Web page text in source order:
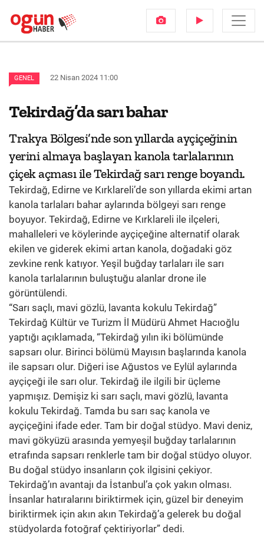
GENEL 22 Nisan 2024 11:00
Tekirdağ’da sarı bahar
Trakya Bölgesi’nde son yıllarda ayçiçeğinin
yerini almaya başlayan kanola tarlalarının
çiçek açması ile Tekirdağ sarı renge boyandı.
Tekirdağ, Edirne ve Kırklareli’de son yıllarda ekimi artan
kanola tarlaları bahar aylarında bölgeyi sarı renge
boyuyor. Tekirdağ, Edirne ve Kırklareli ile ilçeleri,
mahalleleri ve köylerinde ayçiçeğine alternatif olarak
ekilen ve giderek ekimi artan kanola, doğadaki göz
zevkine renk katıyor. Yeşil buğday tarlaları ile sarı
kanola tarlalarının buluştuğu alanlar drone ile
görüntülendi.
“Sarı saçlı, mavi gözlü, lavanta kokulu Tekirdağ”
Tekirdağ Kültür ve Turizm İl Müdürü Ahmet Hacıoğlu
yaptığı açıklamada, “Tekirdağ yılın iki bölümünde
sapsarı olur. Birinci bölümü Mayısın başlarında kanola
ile sapsarı olur. Diğeri ise Ağustos ve Eylül aylarında
ayçiçeği ile sarı olur. Tekirdağ ile ilgili bir üçleme
yapmışız. Demişiz ki sarı saçlı, mavi gözlü, lavanta
kokulu Tekirdağ. Tamda bu sarı saç kanola ve
ayçiçeğini ifade eder. Tam bir doğal stüdyo. Mavi deniz,
mavi gökyüzü arasında yemyeşil buğday tarlalarının
etrafında sapsarı renklerle tam bir doğal stüdyo oluyor.
Bu doğal stüdyo insanların çok ilgisini çekiyor.
Tekirdağ’ın avantajı da İstanbul’a çok yakın olması.
İnsanlar hatıralarını biriktirmek için, güzel bir deneyim
biriktirmek için akın akın Tekirdağ’a gelerek bu doğal
stüdyolarda fotoğraf çektiriyorlar” dedi.